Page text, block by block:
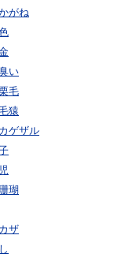
がね
い
毛
猿
ゲザル
瑚
ザ